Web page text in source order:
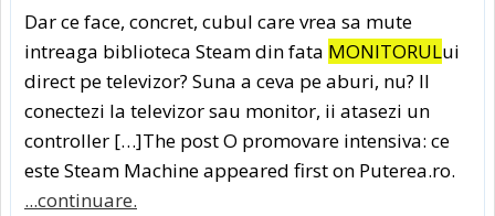
Dar ce face, concret, cubul care vrea sa mute
intreaga biblioteca Steam din fata MONITORULui
direct pe televizor? Suna a ceva pe aburi, nu? Il
conectezi la televizor sau monitor, ii atasezi un
controller […]The post O promovare intensiva: ce
este Steam Machine appeared first on Puterea.ro.
...continuare.